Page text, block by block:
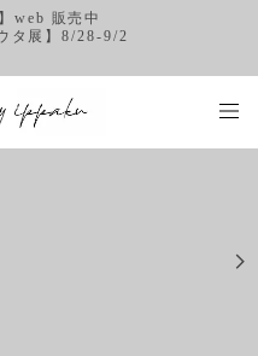
web 販売中
タ展】8/28-9/2